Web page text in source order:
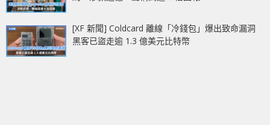
[XF 新聞] Coldcard 離線「冷錢包」爆出致命漏洞
黑客已盜走逾 1.3 億美元比特幣